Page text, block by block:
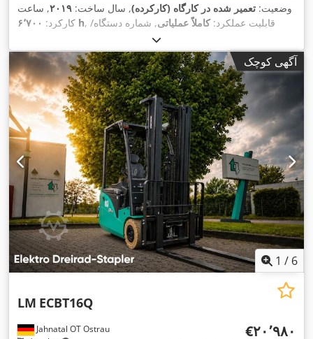
وضعیت: تعمیر شده در کارگاه (کارکرده), سال ساخت: ۲۰۱۹, ساعت
کارکرد: ۶٬۷۰۰ h , قابلیت عملکرد:کاملاً عملیاتی, شماره دستگاه/
, ولتاژ ورودی:
۴۰۰ V
, سطح فیلتر:۴۰ متر مربع , ظرفیت مکش:
۱٬۵۰۰ متر مکعب/
ساعت, فشار منفی: ۳٬۰۰۰ Pa , اتصال هوای فشرده:۵ میله , قدرت:۳
کیلووات (۴٫۰۸ اسب بخار)
, قطر اتصال استخراج:۲۰۰ میلی‌متر ,
آگهی کوچک
1 / 6
Jahnatal OT Ostrau
LM ECBT16Q
‎€۲۰٬۹۸۰